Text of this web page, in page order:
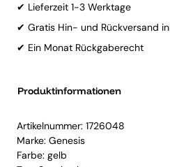
✔ Lieferzeit 1-3 Werktage
✔ Gratis Hin- und Rückversand
✔ Ein Monat Rückgaberecht
Produktinformationen
Artikelnummer: 1726048
Marke: Genesis
Farbe: gelb